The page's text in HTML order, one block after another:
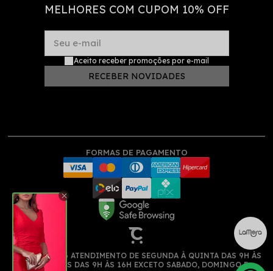
MELHORES COM CUPOM 10% OFF
Seu e-mail
RECEBER NOVIDADES
Aceito receber promoções por e-mail
(11) 913522516 ATENDIMENTO DE SEGUNDA À QUINTA DAS 9H ÀS
17H, SEXTAS DAS 9H ÀS 16H EXCETO SABADO, DOMINGO E
FORMAS DE PAGAMENTO